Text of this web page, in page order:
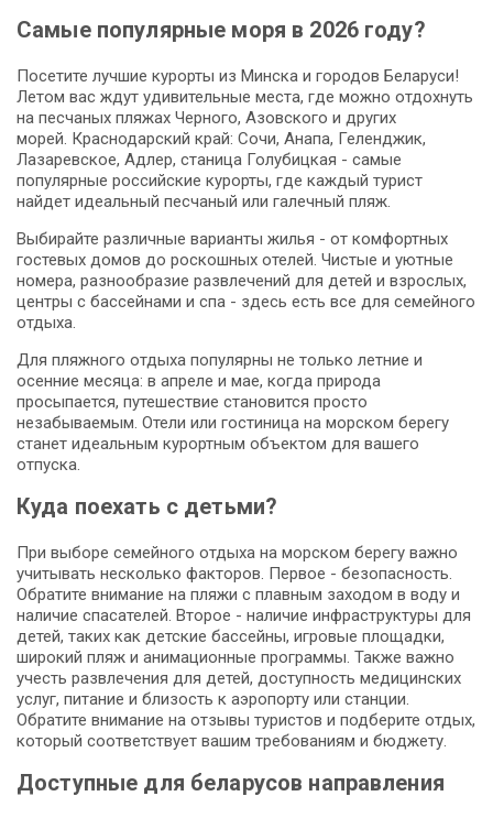
Самые популярные моря в 2026 году?
Посетите лучшие курорты из Минска и городов Беларуси!
Летом вас ждут удивительные места, где можно отдохнуть
на песчаных пляжах Черного, Азовского и других
морей. Краснодарский край: Сочи, Анапа, Геленджик,
Лазаревское, Адлер, станица Голубицкая - самые
популярные российские курорты, где каждый турист
найдет идеальный песчаный или галечный пляж.
Выбирайте различные варианты жилья - от комфортных
гостевых домов до роскошных отелей. Чистые и уютные
номера, разнообразие развлечений для детей и взрослых,
центры с бассейнами и спа - здесь есть все для семейного
отдыха.
Для пляжного отдыха популярны не только летние и
осенние месяца: в апреле и мае, когда природа
просыпается, путешествие становится просто
незабываемым. Отели или гостиница на морском берегу
станет идеальным курортным объектом для вашего
отпуска.
Куда поехать с детьми?
При выборе семейного отдыха на морском берегу важно
учитывать несколько факторов. Первое - безопасность.
Обратите внимание на пляжи с плавным заходом в воду и
наличие спасателей. Второе - наличие инфраструктуры для
детей, таких как детские бассейны, игровые площадки,
широкий пляж и анимационные программы. Также важно
учесть развлечения для детей, доступность медицинских
услуг, питание и близость к аэропорту или станции.
Обратите внимание на отзывы туристов и подберите отдых,
который соответствует вашим требованиям и бюджету.
Доступные для беларусов направления